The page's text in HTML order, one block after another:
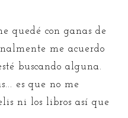
quedé con ganas de
me acuerdo
buscando alguna.
es que no me
ni los libros así que